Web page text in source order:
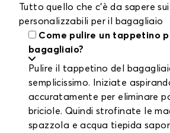
Tutto quello che c'è da sapere
personalizzabili per il bagagliaio
Come pulire un tappetino
bagagliaio?
Pulire il tappetino del
semplicissimo. Iniziate
accuratamente per eliminare
briciole. Quindi strofinate le
spazzola e acqua tiepida